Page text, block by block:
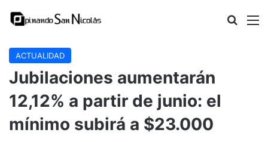
Buscar
ACTUALIDAD
Jubilaciones aumentarán
12,12% a partir de junio: el
mínimo subirá a $23.000